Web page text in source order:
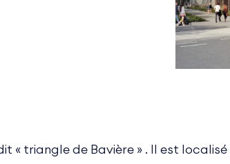
« triangle de Bavière » . Il est